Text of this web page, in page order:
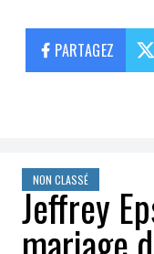
PARTAGEZ
NON CLASSÉ
Jeffrey